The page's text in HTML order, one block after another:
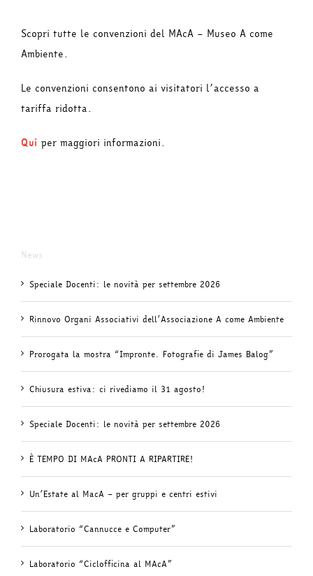
Scopri tutte le convenzioni del MAcA – Museo A come
Ambiente.
Le convenzioni consentono ai visitatori l’accesso a
tariffa ridotta.
Qui per maggiori informazioni.
News
Speciale Docenti: le novità per settembre 2026
Rinnovo Organi Associativi dell’Associazione A come Ambiente
Prorogata la mostra “Impronte. Fotografie di James Balog”
Chiusura estiva: ci rivediamo il 31 agosto!
Speciale Docenti: le novità per settembre 2026
È TEMPO DI MAcA PRONTI A RIPARTIRE!
Un’Estate al MacA – per gruppi e centri estivi
Laboratorio “Cannucce e Computer”
Laboratorio “Ciclofficina al MAcA”